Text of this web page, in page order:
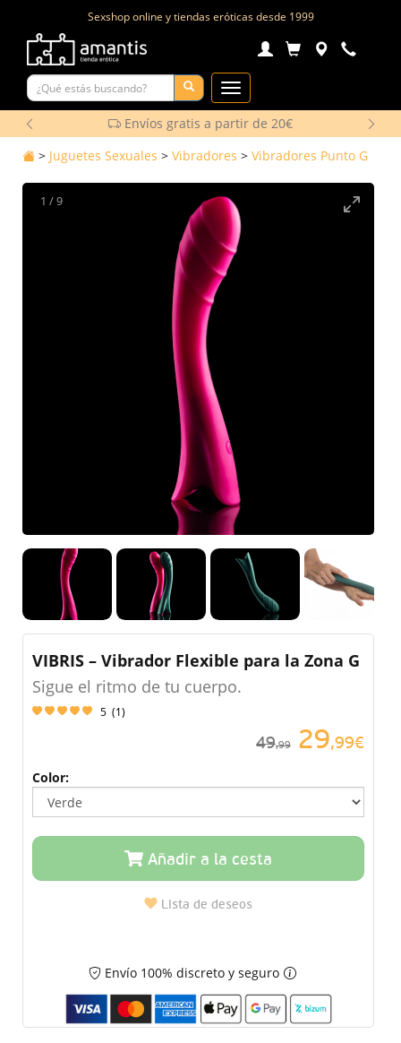
Sexshop online y tiendas eróticas desde 1999
Toggle
Navigation
Envíos gratis a partir de 20€
> Juguetes Sexuales > Vibradores > Vibradores Punto G
1 /9
VIBRIS – Vibrador Flexible para la Zona G
Sigue el ritmo de tu cuerpo.
5 (1)
49,99 29,99€
Color:
Añadir a la cesta
Lista de deseos
Envío 100% discreto y seguro